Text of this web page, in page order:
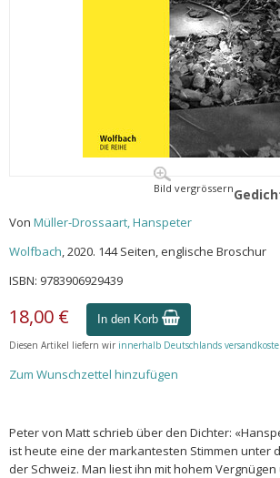
Bild vergrössern
Von Müller-Drossaart, Hanspeter
Wolfbach, 2020. 144 Seiten, englische Broschur
ISBN: 9783906929439
18,00 € In den Korb
Diesen Artikel liefern wir innerhalb Deutschlands
Zum Wunschzettel hinzufügen
Peter von Matt schrieb über den Dichter:
ist heute eine der markantesten Stimmen unter
der Schweiz. Man liest ihn mit hohem